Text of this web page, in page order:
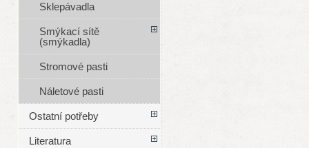
Sklepávadla
Smýkací sítě
(smýkadla)
Stromové pasti
Náletové pasti
Ostatní potřeby
Literatura